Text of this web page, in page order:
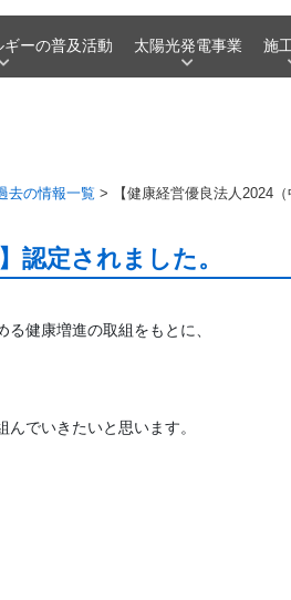
ーの普及活動 太陽光発電事業 施
去の情報一覧 > 【健康経営優良法人2024
認定されました。
でいきたいと思います。